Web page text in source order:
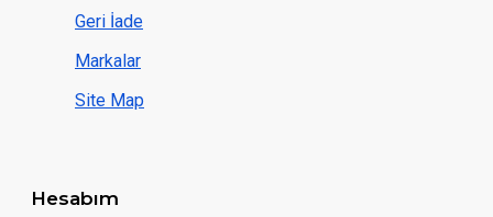
Geri İade
Markalar
Site Map
Hesabım